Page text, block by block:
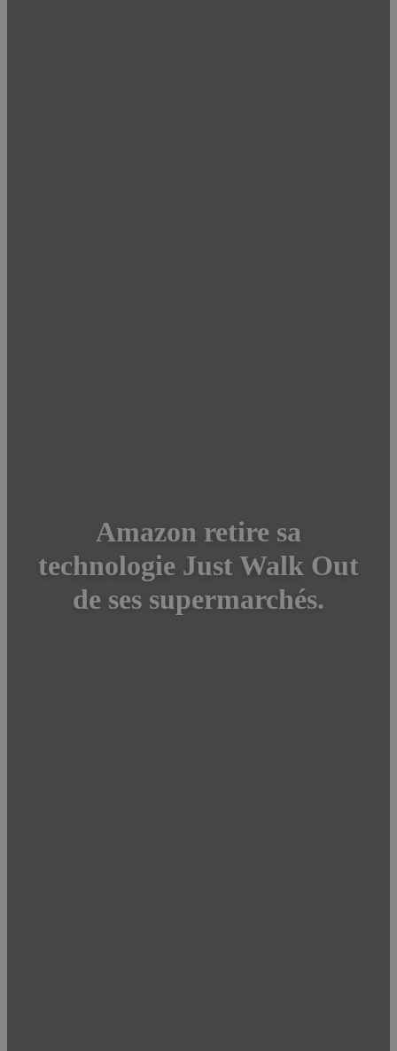
Amazon retire sa
technologie Just Walk Out
de ses supermarchés.